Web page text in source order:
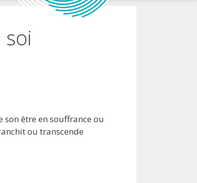
être en souffrance ou
ou transcende